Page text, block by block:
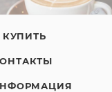
КУПИТЬ